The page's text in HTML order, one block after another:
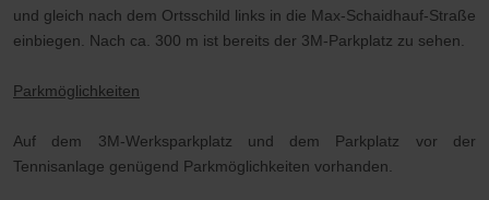
und gleich nach dem Ortsschild links in die Max-Schaidhauf-Straße
einbiegen. Nach ca. 300 m ist bereits der 3M-Parkplatz zu sehen.
Parkmöglichkeiten
Auf dem 3M-Werksparkplatz und dem Parkplatz vor der
Tennisanlage genügend Parkmöglichkeiten vorhanden.